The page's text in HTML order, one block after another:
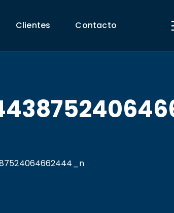
Clientes Contacto